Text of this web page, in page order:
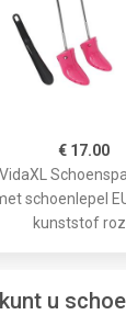
€ 17.00
VidaXL
schoenlepel
kunststof
u